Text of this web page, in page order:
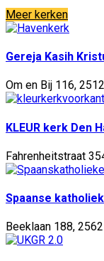
Meer kerken
Gereja Kasih
Om en Bij 116,
KLEUR kerk Den
Fahrenheitstraat
Spaanse
Beeklaan 188,